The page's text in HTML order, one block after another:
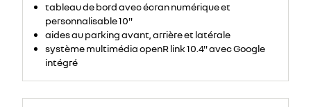
tableau de bord avec écran numérique et
personnalisable 10"
aides au parking avant, arrière et latérale
système multimédia openR link 10.4" avec Google
intégré